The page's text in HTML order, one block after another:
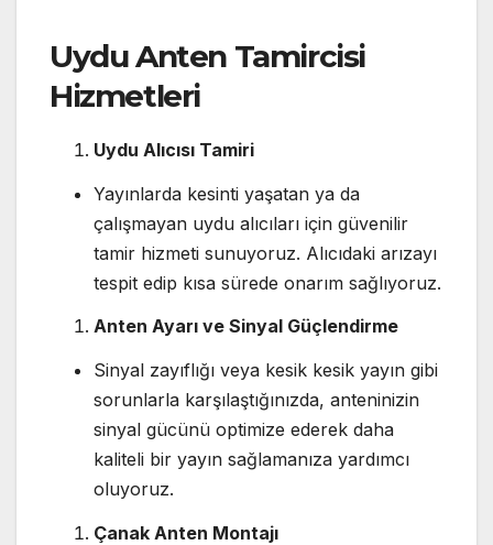
Uydu Anten Tamircisi
Hizmetleri
Uydu Alıcısı Tamiri
Yayınlarda kesinti yaşatan ya da
çalışmayan uydu alıcıları için güvenilir
tamir hizmeti sunuyoruz. Alıcıdaki arızayı
tespit edip kısa sürede onarım sağlıyoruz.
Anten Ayarı ve Sinyal Güçlendirme
Sinyal zayıflığı veya kesik kesik yayın gibi
sorunlarla karşılaştığınızda, anteninizin
sinyal gücünü optimize ederek daha
kaliteli bir yayın sağlamanıza yardımcı
oluyoruz.
Çanak Anten Montajı